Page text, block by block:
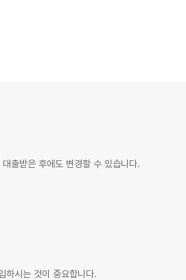
출받은 후에도 변경할 수 있습니다.
하시는 것이 중요합니다.